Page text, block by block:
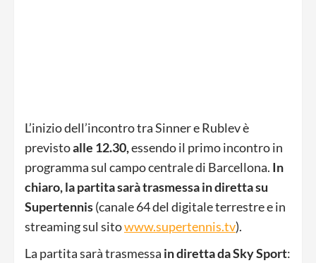
L’inizio dell’incontro tra Sinner e Rublev è
previstoalle 12.30,essendo il primo incontro in
programma sul campo centrale di Barcellona. In
chiaro, la partita sarà trasmessa in diretta su
Supertennis(canale 64 del digitale terrestre e in
streaming sul sitowww.supertennis.tv).
La partita sarà trasmessa in diretta da Sky Sport: